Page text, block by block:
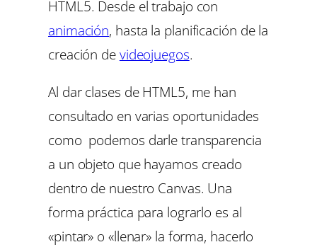
HTML5. Desde el trabajo con
animación, hasta la planificación de la
creación devideojuegos.
Al dar clases de HTML5, me han
consultado en varias oportunidades
como podemos darle transparencia
a un objeto que hayamos creado
dentro de nuestro Canvas. Una
forma práctica para lograrlo es al
«pintar» o «llenar» la forma, hacerlo